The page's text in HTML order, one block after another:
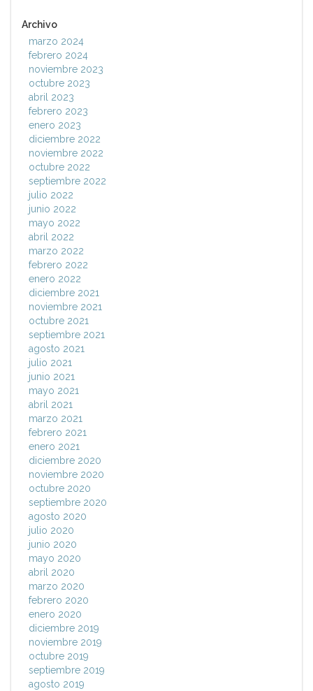
Archivo
marzo 2024
febrero 2024
noviembre 2023
octubre 2023
abril 2023
febrero 2023
enero 2023
diciembre 2022
noviembre 2022
octubre 2022
septiembre 2022
julio 2022
junio 2022
mayo 2022
abril 2022
marzo 2022
febrero 2022
enero 2022
diciembre 2021
noviembre 2021
octubre 2021
septiembre 2021
agosto 2021
julio 2021
junio 2021
mayo 2021
abril 2021
marzo 2021
febrero 2021
enero 2021
diciembre 2020
noviembre 2020
octubre 2020
septiembre 2020
agosto 2020
julio 2020
junio 2020
mayo 2020
abril 2020
marzo 2020
febrero 2020
enero 2020
diciembre 2019
noviembre 2019
octubre 2019
septiembre 2019
agosto 2019